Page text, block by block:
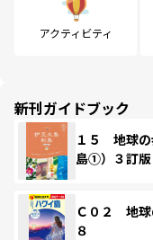
アクティビティ
新刊ガイドブック
１５ 地球
島①）３訂版
Ｃ０２ 地
８